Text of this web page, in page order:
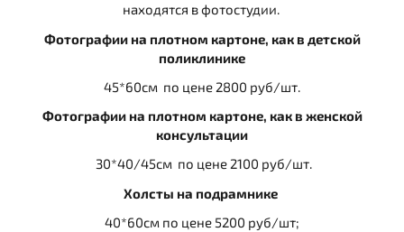
находятся в фотостудии.
Фотографии на плотном картоне, как в детской
поликлинике
45*60см по цене 2800 руб/шт.
Фотографии на плотном картоне, как в женской
консультации
30*40/45см по цене 2100 руб/шт.
Холсты на подрамнике
40*60см по цене 5200 руб/шт;